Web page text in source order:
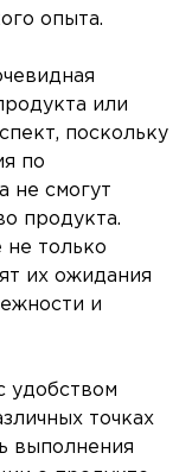
опыта.
или
поскольку
по
не смогут
продукта.
только
их ожидания
и
удобством
точках
выполнения